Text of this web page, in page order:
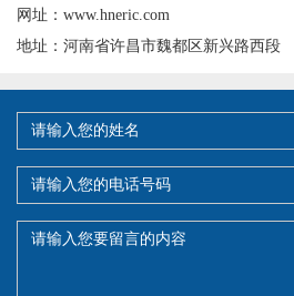
网址：www.hneric.com
地址：河南省许昌市魏都区新兴路西段